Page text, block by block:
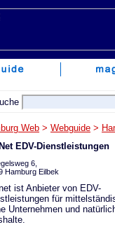
Web > Webguide >
EDV-Dienstleistungen
6,
Hamburg Eilbek
ist Anbieter von EDV-
für
Unternehmen und